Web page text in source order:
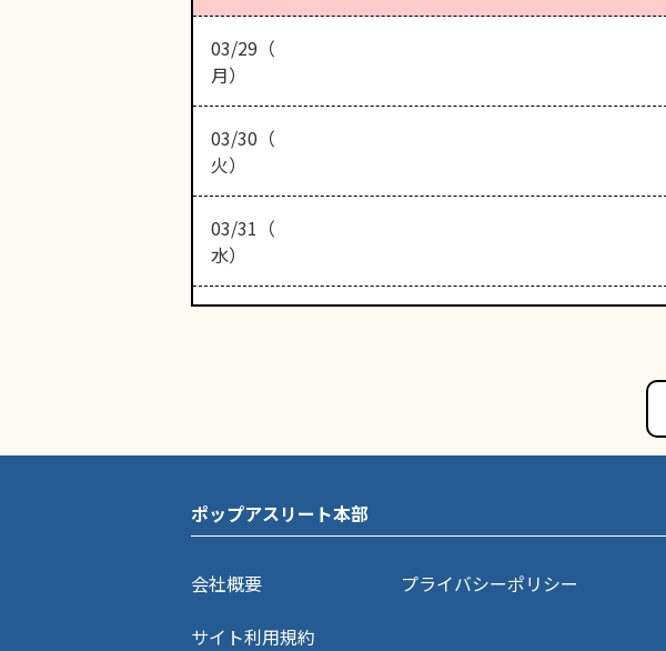
03/29（
月）
03/30（
火）
03/31（
水）
ポップアスリート本部
会社概要 プライバシーポリシー
サイト利用規約